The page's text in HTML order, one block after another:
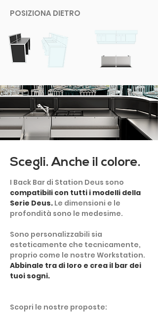
POSIZIONA DIETRO
Scegli. Anche il colore.
I Back Bar di Station Deus sono
compatibili con tutti i modelli della
Serie Deus. Le dimensioni e le
profondità sono le medesime.
Sono personalizzabili sia
esteticamente che tecnicamente,
proprio come le nostre Workstation.
Abbinale tra di loro e crea il bar dei
tuoi sogni.
Scopri le nostre proposte: